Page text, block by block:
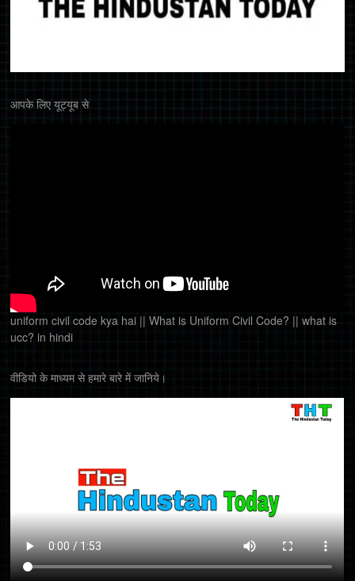
आपके लिए यूट्यूब से
uniform civil code kya hai || What is Uniform Civil Code? || what is
ucc? in hindi
वीडियो के माध्यम से हमारे बारे में जानिये।